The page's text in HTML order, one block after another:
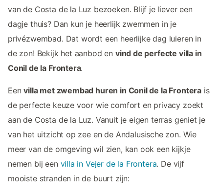
van de Costa de la Luz bezoeken. Blijf je liever een
dagje thuis? Dan kun je heerlijk zwemmen in je
privézwembad. Dat wordt een heerlijke dag luieren in
de zon! Bekijk het aanbod en vind de perfecte villa in
Conil de la Frontera.
Eenvilla met zwembad huren in Conil de la Frontera is
de perfecte keuze voor wie comfort en privacy zoekt
aan de Costa de la Luz. Vanuit je eigen terras geniet je
van het uitzicht op zee en de Andalusische zon. Wie
meer van de omgeving wil zien, kan ook een kijkje
nemen bij een villa in Vejer de la Frontera. De vijf
mooiste stranden in de buurt zijn: